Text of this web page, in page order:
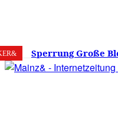
7. August 2026 22 Mainz
Sperrung Große
verwirrt, Mainzer